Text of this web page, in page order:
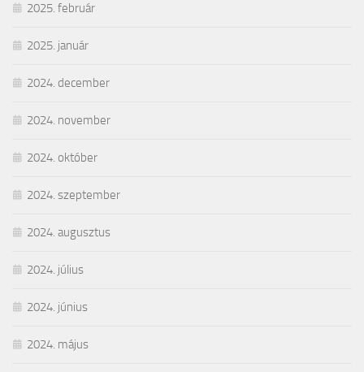
2025. február
2025. január
2024. december
2024. november
2024. október
2024. szeptember
2024. augusztus
2024. július
2024. június
2024. május